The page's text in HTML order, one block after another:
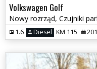
Volkswagen Golf
1.6 Diesel KM 115